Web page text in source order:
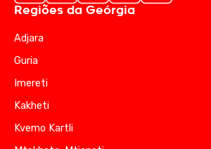
Regiões da Geórgia
Adjara
Guria
Imereti
Kakheti
Kvemo Kartli